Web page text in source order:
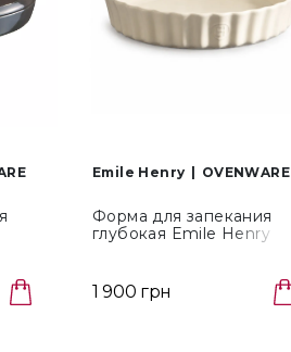
Emile Henry OVENWARE
Форма для запекания
глубокая Emile Henry
1 900 грн